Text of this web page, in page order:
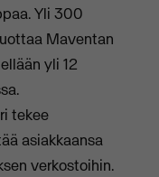
Yli 300
Maventan
yli 12
tekee
asiakkaansa
verkostoihin.